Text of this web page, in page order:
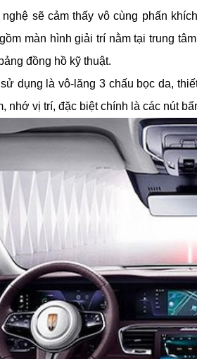
sẽ cảm thấy vô cùng phấn
màn hình giải trí nằm tại trung
đồng hồ kỹ thuật.
dụng là vô-lăng 3 chấu bọc da,
nhớ vị trí, đặc biệt chính là các nút